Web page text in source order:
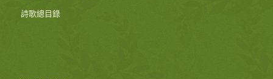
詩歌總目錄